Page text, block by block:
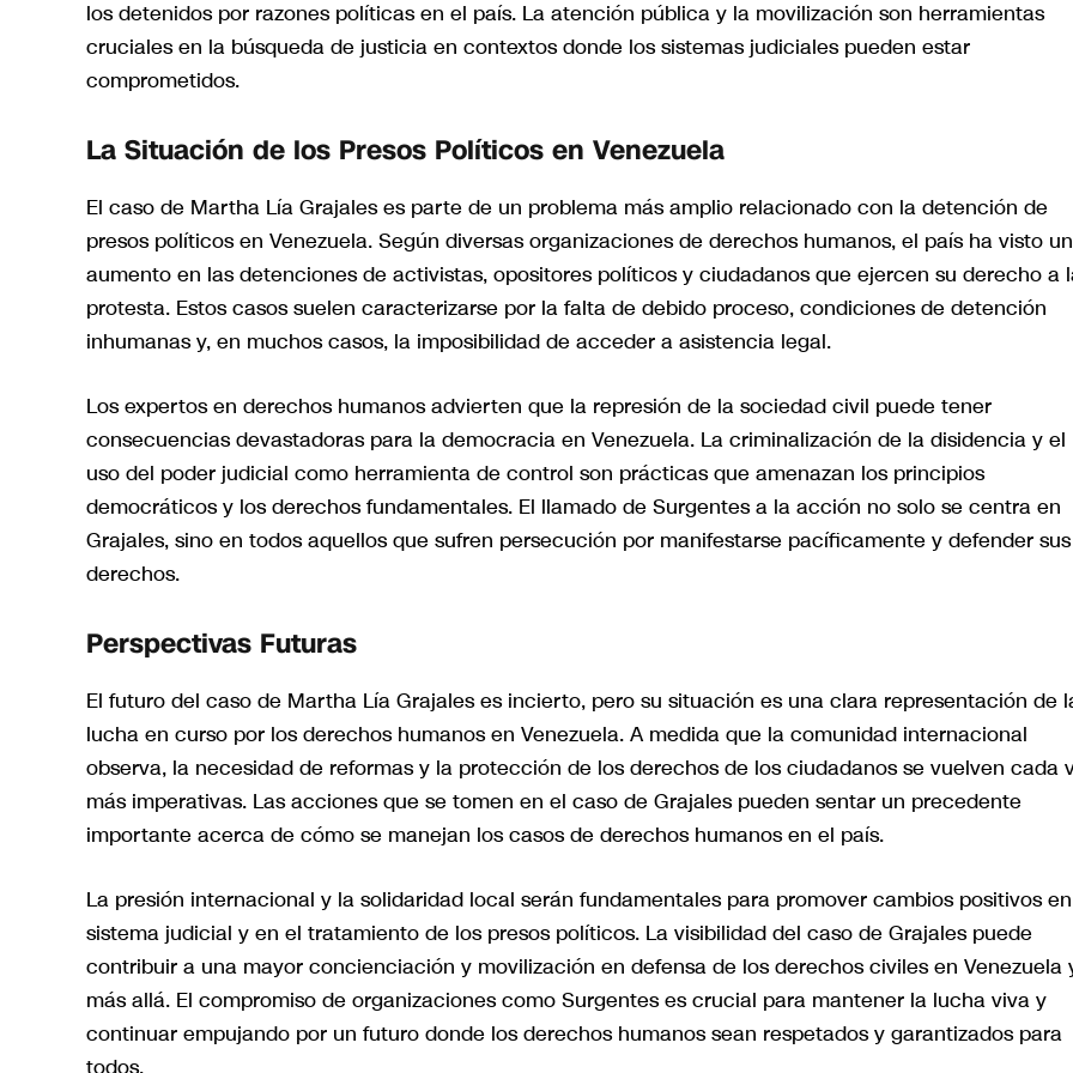
los detenidos por razones políticas en el país. La atención pública y la movilización son herramientas
cruciales en la búsqueda de justicia en contextos donde los sistemas judiciales pueden estar
comprometidos.
La Situación de los Presos Políticos en Venezuela
El caso de Martha Lía Grajales es parte de un problema más amplio relacionado con la detención de
presos políticos en Venezuela. Según diversas organizaciones de derechos humanos, el país ha visto un
aumento en las detenciones de activistas, opositores políticos y ciudadanos que ejercen su derecho a
protesta. Estos casos suelen caracterizarse por la falta de debido proceso, condiciones de detención
inhumanas y, en muchos casos, la imposibilidad de acceder a asistencia legal.
Los expertos en derechos humanos advierten que la represión de la sociedad civil puede tener
consecuencias devastadoras para la democracia en Venezuela. La criminalización de la disidencia y el
uso del poder judicial como herramienta de control son prácticas que amenazan los principios
democráticos y los derechos fundamentales. El llamado de Surgentes a la acción no solo se centra en
Grajales, sino en todos aquellos que sufren persecución por manifestarse pacíficamente y defender sus
derechos.
Perspectivas Futuras
El futuro del caso de Martha Lía Grajales es incierto, pero su situación es una clara representación de
lucha en curso por los derechos humanos en Venezuela. A medida que la comunidad internacional
observa, la necesidad de reformas y la protección de los derechos de los ciudadanos se vuelven cada
más imperativas. Las acciones que se tomen en el caso de Grajales pueden sentar un precedente
importante acerca de cómo se manejan los casos de derechos humanos en el país.
La presión internacional y la solidaridad local serán fundamentales para promover cambios positivos
sistema judicial y en el tratamiento de los presos políticos. La visibilidad del caso de Grajales puede
contribuir a una mayor concienciación y movilización en defensa de los derechos civiles en Venezuela
más allá. El compromiso de organizaciones como Surgentes es crucial para mantener la lucha viva y
continuar empujando por un futuro donde los derechos humanos sean respetados y garantizados para
todos.